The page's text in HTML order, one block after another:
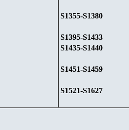
S1355-S1380
S1395-S1433
S1435-S1440
S1451-S1459
S1521-S1627